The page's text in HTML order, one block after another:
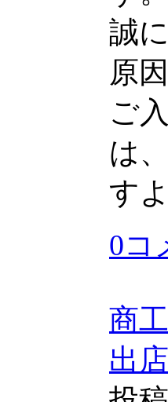
誠
原
ご
は
す
0コ
商
出